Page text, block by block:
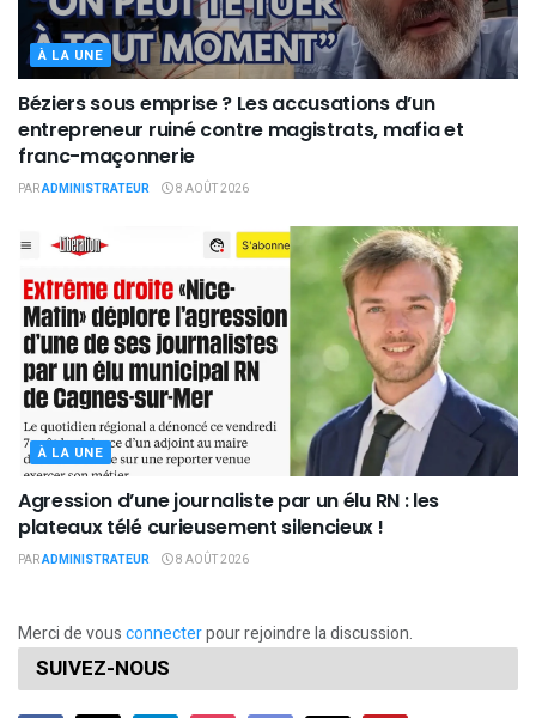
À LA UNE
Béziers sous emprise ? Les accusations d’un
entrepreneur ruiné contre magistrats, mafia et
franc-maçonnerie
PARADMINISTRATEUR 8 AOÛT 2026
À LA UNE
Agression d’une journaliste par un élu RN : les
plateaux télé curieusement silencieux !
PARADMINISTRATEUR 8 AOÛT 2026
Merci de vousconnecterpour rejoindre la discussion.
SUIVEZ-NOUS